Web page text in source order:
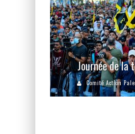
Journée de la
Comité Action